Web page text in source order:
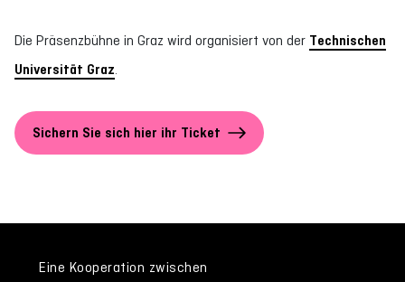
Die Präsenzbühne in Graz wird organisiert von der Technischen
Universität Graz
Sichern Sie sich hier ihr Ticket
Eine Kooperation zwischen